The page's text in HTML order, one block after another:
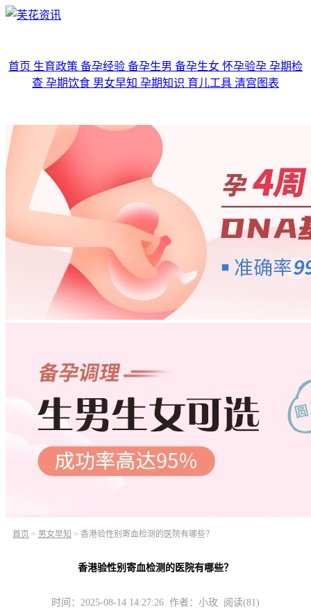
首页 生育政策 备孕经验 备孕生男 备孕生女 怀孕验孕 孕期检
查 孕期饮食 男女早知 孕期知识 育儿工具 清宫图表
首页 > 男女早知 > 香港验性别寄血检测的医院有哪些？
香港验性别寄血检测的医院有哪些？
时间：2025-08-14 14:27:26 作者：小玫 阅读(81)